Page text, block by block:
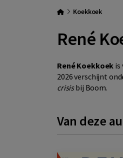
Koekkoek
René
René Koekkoek is
2026 verschijnt
crisisbij Boom.
Van deze